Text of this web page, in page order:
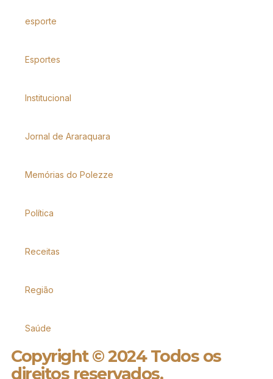
esporte
Esportes
Institucional
Jornal de Araraquara
Memórias do Polezze
Política
Receitas
Região
Saúde
Copyright © 2024 Todos os
direitos reservados.